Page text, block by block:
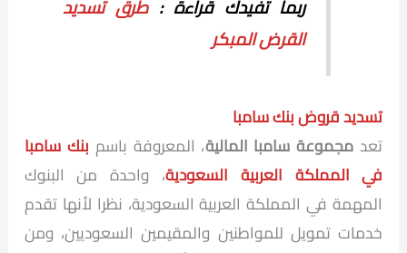
ربما تفيدك قراءة :طرق تسديد
القرض المبكر
تسديد قروض بنك سامبا
تعد مجموعة سامبا المالية، المعروفة باسم بنك سامبا
في المملكة العربية السعودية، واحدة من البنوك
المهمة في المملكة العربية السعودية، نظرا لأنها تقدم
خدمات تمويل للمواطنين والمقيمين السعوديين، ومن